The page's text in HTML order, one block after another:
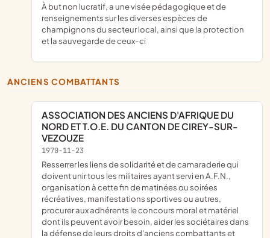
à but non lucratif, a une visée pédagogique et de
renseignements sur les diverses espèces de
champignons du secteur local, ainsi que la protection
et la sauvegarde de ceux-ci
ANCIENS COMBATTANTS
ASSOCIATION DES ANCIENS D'AFRIQUE DU
NORD ET T.O.E. DU CANTON DE CIREY-SUR-
VEZOUZE
1970-11-23
resserrer les liens de solidarité et de camaraderie qui
doivent unir tous les militaires ayant servi en A.F.N.,
organisation à cette fin de matinées ou soirées
récréatives, manifestations sportives ou autres,
procurer aux adhérents le concours moral et matériel
dont ils peuvent avoir besoin, aider les sociétaires dans
la défense de leurs droits d'anciens combattants et